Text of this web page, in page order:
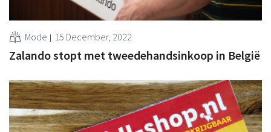
Mode 15 December, 2022
Zalando stopt met tweedehandsinkoop in België